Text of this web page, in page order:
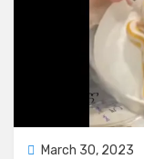
Posted
March 30, 2023